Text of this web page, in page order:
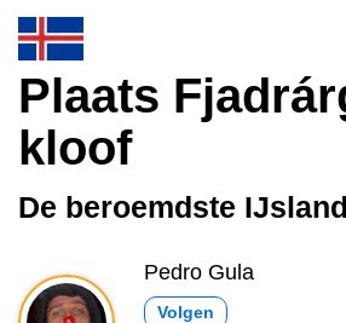
Plaats
kloof
De beroemdste
Pedro Gula
Volgen